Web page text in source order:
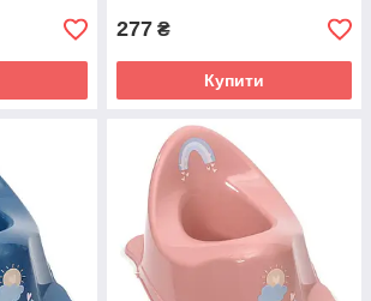
277 ₴
Купити